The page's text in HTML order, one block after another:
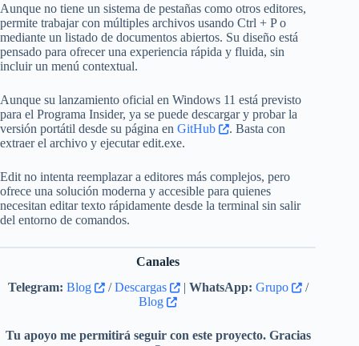
Aunque no tiene un sistema de pestañas como otros editores,
permite trabajar con múltiples archivos usando Ctrl + P o
mediante un listado de documentos abiertos. Su diseño está
pensado para ofrecer una experiencia rápida y fluida, sin
incluir un menú contextual.
Aunque su lanzamiento oficial en Windows 11 está previsto
para el Programa Insider, ya se puede descargar y probar la
versión portátil desde su página en GitHub
. Basta con
extraer el archivo y ejecutar edit.exe.
Edit no intenta reemplazar a editores más complejos, pero
ofrece una solución moderna y accesible para quienes
necesitan editar texto rápidamente desde la terminal sin salir
del entorno de comandos.
Canales
Telegram: Blog /Descargas | WhatsApp: Grupo
/
Blog
Tu apoyo me permitirá seguir con este proyecto. Gracias